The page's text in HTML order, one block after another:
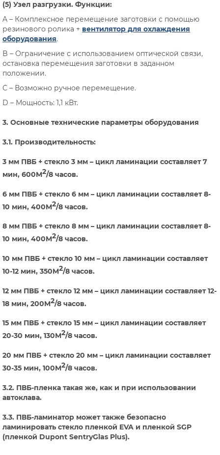
(5) Узел разгрузки. Функции:
A – Комплексное перемещение заготовки с помощью
резинового ролика + вентилятор для охлаждения
оборудования.
B – Ограничение с использованием оптической связи,
остановка перемещения заготовки в заданном
положении.
C – Возможно ручное перемещение.
D – Мощность: 1,1 кВт.
3. Основные технические параметры оборудования
3.1. Производительность:
3 мм ПВБ + стекло 3 мм – цикл ламинации составляет 7
мин, 600M2/8 часов.
6 мм ПВБ + стекло 6 мм – цикл ламинации составляет 8-
10 мин, 400M2/8 часов.
8 мм ПВБ + стекло 8 мм – цикл ламинации составляет 8-
10 мин, 400M2/8 часов.
10 мм ПВБ + стекло 10 мм – цикл ламинации составляет
10-12 мин, 350M2/8 часов.
12 мм ПВБ + стекло 12 мм – цикл ламинации составляет 12-
18 мин, 200M2/8 часов.
15 мм ПВБ + стекло 15 мм – цикл ламинации составляет
20-30 мин, 130M2/8 часов.
20 мм ПВБ + стекло 20 мм – цикл ламинации составляет
30-35 мин, 100M2/8 часов.
3.2. ПВБ-пленка такая же, как и при использовании
автоклава.
3.3. ПВБ-ламинатор может также безопасно
ламинировать стекло пленкой EVA и пленкой SGP
(пленкой Dupont SentryGlas Plus).